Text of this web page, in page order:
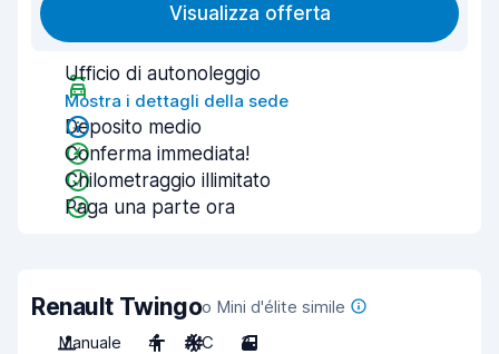
Visualizza offerta
Ufficio di autonoleggio
Mostra i dettagli della sede
Deposito medio
Conferma immediata!
Chilometraggio illimitato
Paga una parte ora
Renault Twingoo Mini d'élite simile
Manuale
4 A/C 3